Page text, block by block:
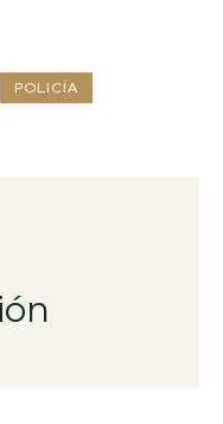
POLICÍA